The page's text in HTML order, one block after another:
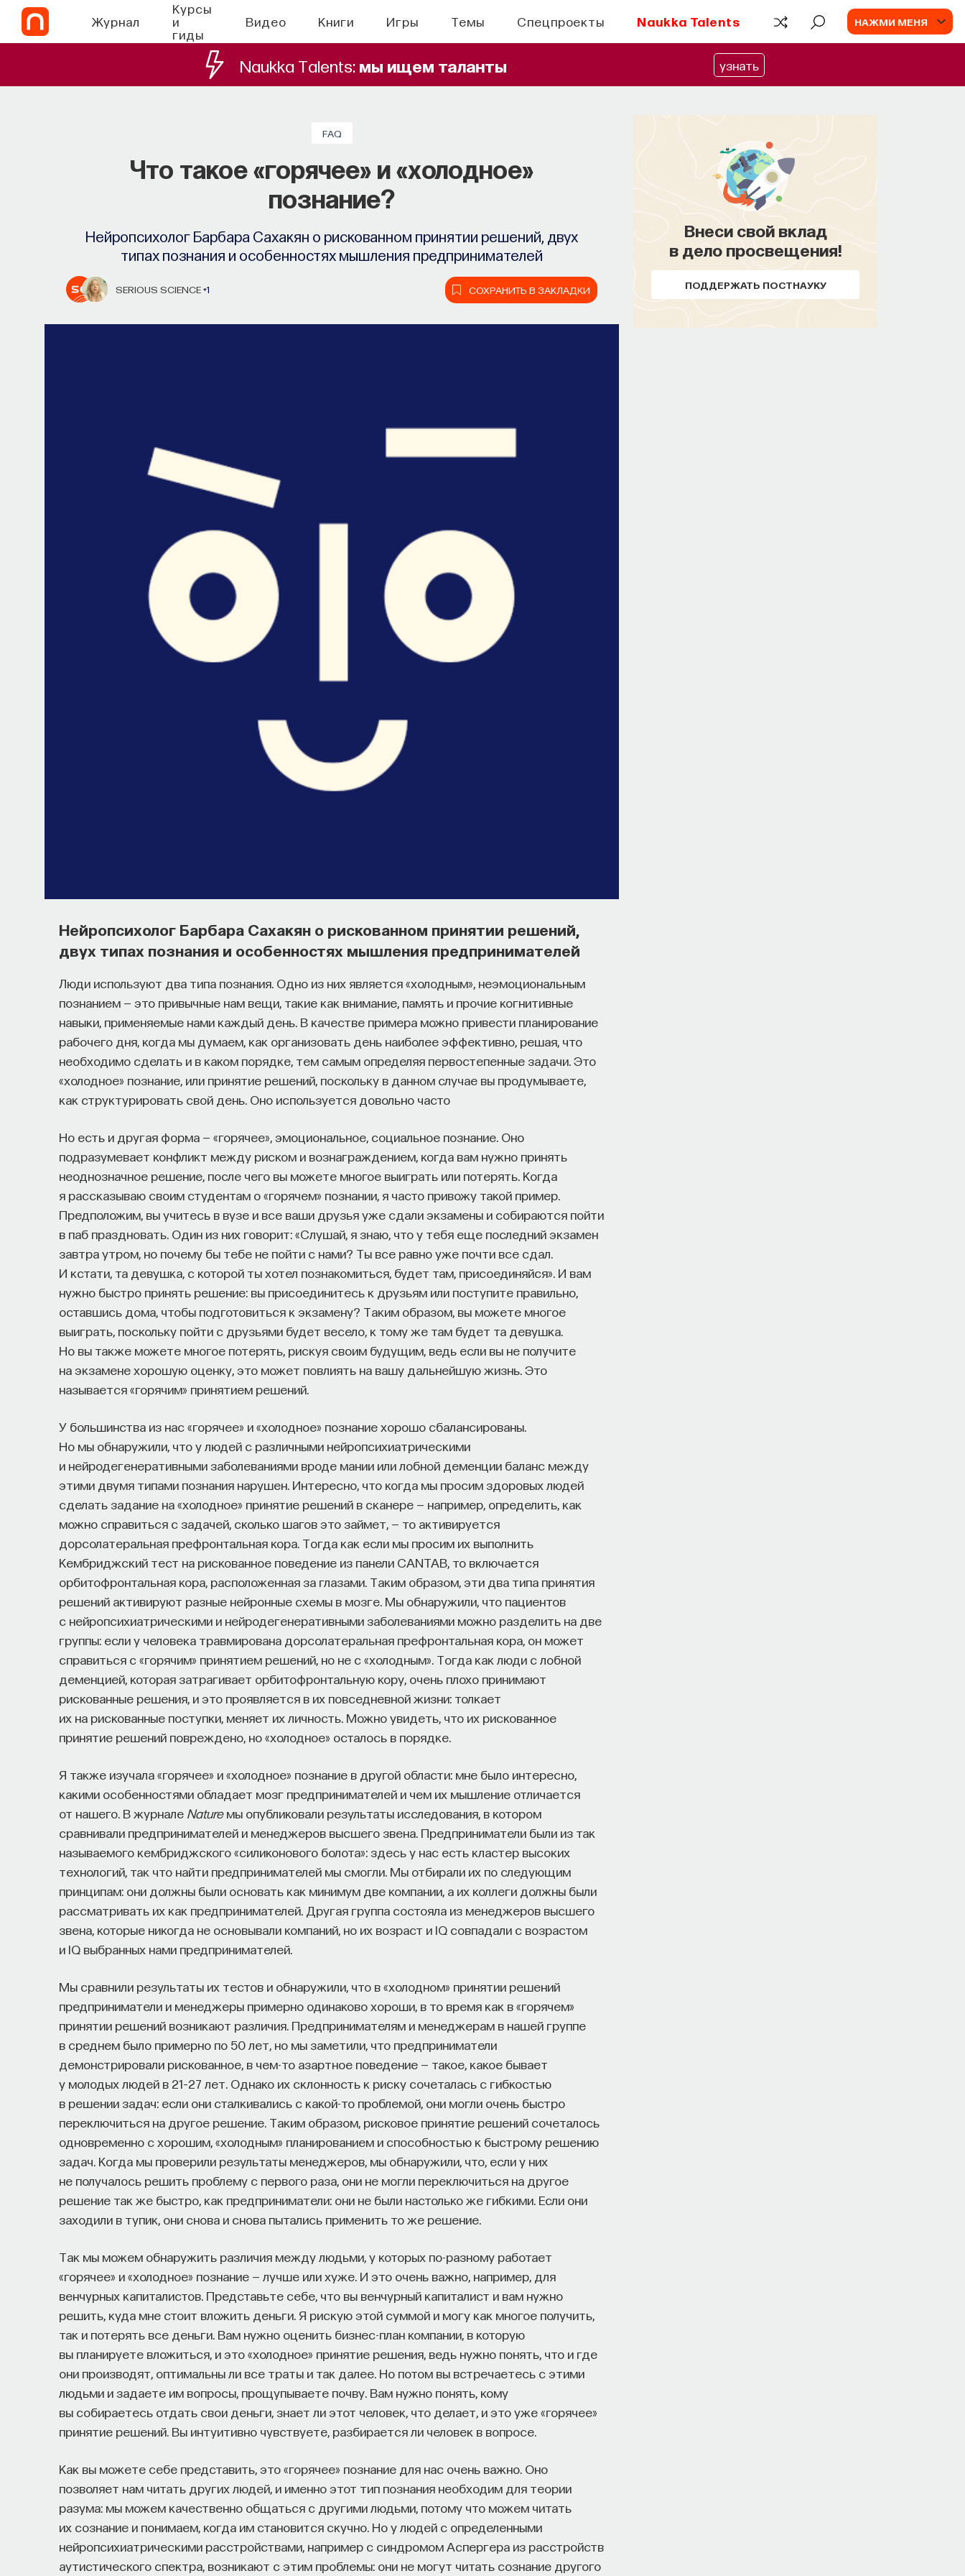
Журнал
Курсы
и
гиды
Видео Книги Игры Темы Спецпроекты Naukka Talents НАЖМИ МЕНЯ
Naukka Talents: мы ищем таланты узнать
FAQ
Что такое «горячее» и «холодное»
познание?
Нейропсихолог Барбара Сахакян о рискованном принятии решений, двух
типах познания и особенностях мышления предпринимателей
SERIOUS SCIENCE+1 СОХРАНИТЬ В ЗАКЛАДКИ
Нейропсихолог Барбара Сахакян о рискованном принятии решений,
двух типах познания и особенностях мышления предпринимателей
Люди используют два типа познания. Одно из них является «холодным», неэмоциональным
познанием — это привычные нам вещи, такие как внимание, память и прочие когнитивные
навыки, применяемые нами каждый день. В качестве примера можно привести планирование
рабочего дня, когда мы думаем, как организовать день наиболее эффективно, решая, что
необходимо сделать и в каком порядке, тем самым определяя первостепенные задачи. Это
«холодное» познание, или принятие решений, поскольку в данном случае вы продумываете,
как структурировать свой день. Оно используется довольно часто
Но есть и другая форма — «горячее», эмоциональное, социальное познание. Оно
подразумевает конфликт между риском и вознаграждением, когда вам нужно принять
неоднозначное решение, после чего вы можете многое выиграть или потерять. Когда
я рассказываю своим студентам о «горячем» познании, я часто привожу такой пример.
Предположим, вы учитесь в вузе и все ваши друзья уже сдали экзамены и собираются пойти
в паб праздновать. Один из них говорит: «Слушай, я знаю, что у тебя еще последний экзамен
завтра утром, но почему бы тебе не пойти с нами? Ты все равно уже почти все сдал.
И кстати, та девушка, с которой ты хотел познакомиться, будет там, присоединяйся». И вам
нужно быстро принять решение: вы присоединитесь к друзьям или поступите правильно,
оставшись дома, чтобы подготовиться к экзамену? Таким образом, вы можете многое
выиграть, поскольку пойти с друзьями будет весело, к тому же там будет та девушка.
Но вы также можете многое потерять, рискуя своим будущим, ведь если вы не получите
на экзамене хорошую оценку, это может повлиять на вашу дальнейшую жизнь. Это
называется «горячим» принятием решений.
У большинства из нас «горячее» и «холодное» познание хорошо сбалансированы.
Но мы обнаружили, что у людей с различными нейропсихиатрическими
и нейродегенеративными заболеваниями вроде мании или лобной деменции баланс между
этими двумя типами познания нарушен. Интересно, что когда мы просим здоровых людей
сделать задание на «холодное» принятие решений в сканере — например, определить, как
можно справиться с задачей, сколько шагов это займет, — то активируется
дорсолатеральная префронтальная кора. Тогда как если мы просим их выполнить
Кембриджский тест на рискованное поведение из панели CANTAB, то включается
орбитофронтальная кора, расположенная за глазами. Таким образом, эти два типа принятия
решений активируют разные нейронные схемы в мозге. Мы обнаружили, что пациентов
с нейропсихиатрическими и нейродегенеративными заболеваниями можно разделить на две
группы: если у человека травмирована дорсолатеральная префронтальная кора, он может
справиться с «горячим» принятием решений, но не с «холодным». Тогда как люди с лобной
деменцией, которая затрагивает орбитофронтальную кору, очень плохо принимают
рискованные решения, и это проявляется в их повседневной жизни: толкает
их на рискованные поступки, меняет их личность. Можно увидеть, что их рискованное
принятие решений повреждено, но «холодное» осталось в порядке.
Я также изучала «горячее» и «холодное» познание в другой области: мне было интересно,
какими особенностями обладает мозг предпринимателей и чем их мышление отличается
от нашего. В журнале Natureмы опубликовали результаты исследования, в котором
сравнивали предпринимателей и менеджеров высшего звена. Предприниматели были из так
называемого кембриджского «силиконового болота»: здесь у нас есть кластер высоких
технологий, так что найти предпринимателей мы смогли. Мы отбирали их по следующим
принципам: они должны были основать как минимум две компании, а их коллеги должны были
рассматривать их как предпринимателей. Другая группа состояла из менеджеров высшего
звена, которые никогда не основывали компаний, но их возраст и IQ совпадали с возрастом
и IQ выбранных нами предпринимателей.
Мы сравнили результаты их тестов и обнаружили, что в «холодном» принятии решений
предприниматели и менеджеры примерно одинаково хороши, в то время как в «горячем»
принятии решений возникают различия. Предпринимателям и менеджерам в нашей группе
в среднем было примерно по 50 лет, но мы заметили, что предприниматели
демонстрировали рискованное, в чем-то азартное поведение — такое, какое бывает
у молодых людей в 21–27 лет. Однако их склонность к риску сочеталась с гибкостью
в решении задач: если они сталкивались с какой-то проблемой, они могли очень быстро
переключиться на другое решение. Таким образом, рисковое принятие решений сочеталось
одновременно с хорошим, «холодным» планированием и способностью к быстрому решению
задач. Когда мы проверили результаты менеджеров, мы обнаружили, что, если у них
не получалось решить проблему с первого раза, они не могли переключиться на другое
решение так же быстро, как предприниматели: они не были настолько же гибкими. Если они
заходили в тупик, они снова и снова пытались применить то же решение.
Так мы можем обнаружить различия между людьми, у которых по-разному работает
«горячее» и «холодное» познание — лучше или хуже. И это очень важно, например, для
венчурных капиталистов. Представьте себе, что вы венчурный капиталист и вам нужно
решить, куда мне стоит вложить деньги. Я рискую этой суммой и могу как многое получить,
так и потерять все деньги. Вам нужно оценить бизнес-план компании, в которую
вы планируете вложиться, и это «холодное» принятие решения, ведь нужно понять, что и где
они производят, оптимальны ли все траты и так далее. Но потом вы встречаетесь с этими
людьми и задаете им вопросы, прощупываете почву. Вам нужно понять, кому
вы собираетесь отдать свои деньги, знает ли этот человек, что делает, и это уже «горячее»
принятие решений. Вы интуитивно чувствуете, разбирается ли человек в вопросе.
Как вы можете себе представить, это «горячее» познание для нас очень важно. Оно
позволяет нам читать других людей, и именно этот тип познания необходим для теории
разума: мы можем качественно общаться с другими людьми, потому что можем читать
их сознание и понимаем, когда им становится скучно. Но у людей с определенными
нейропсихиатрическими расстройствами, например с синдромом Аспергера из расстройств
аутистического спектра, возникают с этим проблемы: они не могут читать сознание другого
Внеси свой вклад
в дело просвещения!
ПОДДЕРЖАТЬ ПОСТНАУКУ